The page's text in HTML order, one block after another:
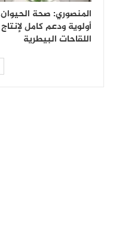
المنصوري: صحة الحيوان
أولوية ودعم كامل لإنتاج
اللقاحات البيطرية